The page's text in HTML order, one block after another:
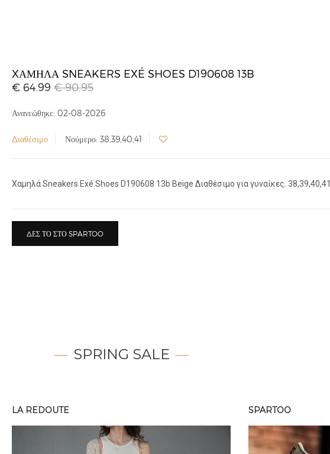
XΑΜΗΛΆ SNEAKERS EXÉ SHOES D190608 13B
€ 64.99 € 90.95
Ανανεώθηκε: 02-08-2026
Διαθέσιμο Νούμερο: 38,39,40,41
Xαμηλά Sneakers Exé Shoes D190608 13b Beige Διαθέσιμο για γυναίκες. 38,39,40,41.
ΔΕΣ ΤΟ ΣΤΟ SPARTOO
SPRING SALE
LA REDOUTE SPARTOO